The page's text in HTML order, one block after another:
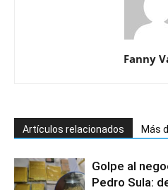
Fanny
Artículos relacionados Más
Golpe al
Pedro Sula: